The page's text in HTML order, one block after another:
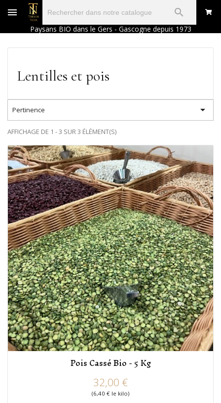

Paysans BIO dans le Gers - Gascogne depuis 1973
Lentilles et pois
Pertinence 
AFFICHAGE DE 1 - 3 SUR 3 ÉLÉMENT(S)
Pois Cassé Bio - 5 Kg
prix
32,00 €
(6,40 € le kilo)